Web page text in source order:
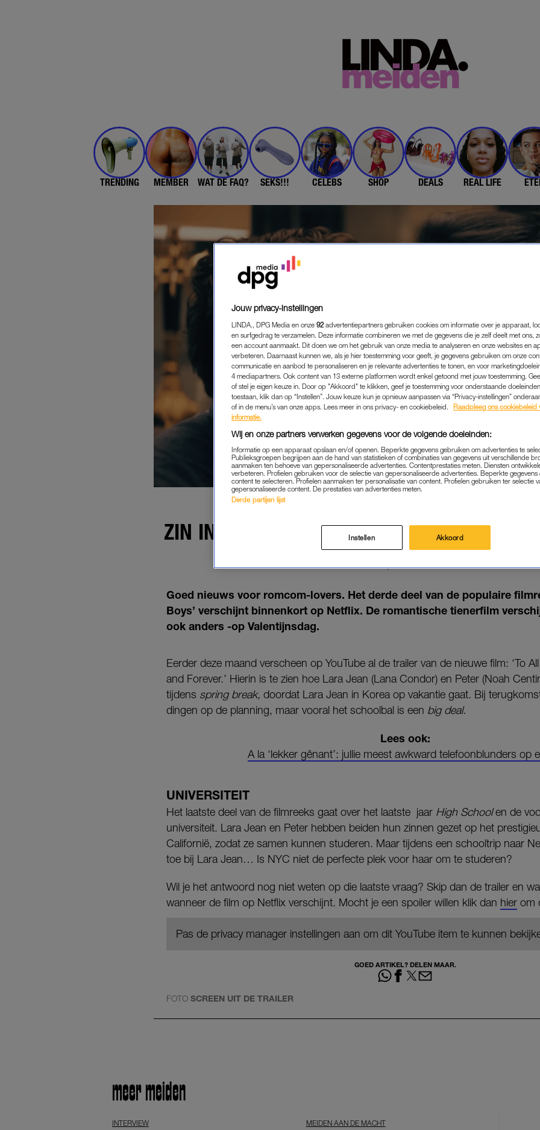
TRENDING MEMBER WAT DE FAQ? SEKS!!! CELEBS SHOP DEALS REAL LIFE
ZIN IN: BINNENKORT VERSCHIJNT HET
'TO ALL THE BOYS' OP NETFLIX
20-01-2021 | ELINE VAN DER WAL
Goed nieuws voor romcom-lovers. Het derde deel van de populaire
Boys’ verschijnt binnenkort op Netflix. De romantische tienerfilm
ook anders -op Valentijnsdag.
Eerder deze maand verscheen op YouTube al de trailer van de nieuwe film: ‘To
and Forever.’ Hierin is te zien hoe Lara Jean (Lana Condor) en Peter (Noah
tijdens spring break, doordat Lara Jean in Korea op vakantie gaat. Bij
dingen op de planning, maar vooral het schoolbal is een big deal.
Lees ook:
A la ‘lekker gênant’: jullie meest awkward telefoonblunders op
UNIVERSITEIT
Het laatste deel van de filmreeks gaat over het laatste jaar High Schoolen de
universiteit. Lara Jean en Peter hebben beiden hun zinnen gezet op het
Californië, zodat ze samen kunnen studeren. Maar tijdens een schooltrip naar
toe bij Lara Jean… Is NYC niet de perfecte plek voor haar om te studeren?
Wil je het antwoord nog niet weten op die laatste vraag? Skip dan de trailer en
wanneer de film op Netflix verschijnt. Mocht je een spoiler willen klik dan hier om
Pas de privacy manager instellingen aan om dit YouTube item te kunnen
GOED ARTIKEL? DELEN MAAR.
FOTO SCREEN UIT DE TRAILER
meer meiden
INTERVIEW MEIDEN AAN DE MACHT
Jouw privacy-instellingen
LINDA., DPG Media en onze 92 advertentiepartners gebruiken cookies om informatie over je apparaat,
en surfgedrag te verzamelen. Deze informatie combineren we met de gegevens die je zelf deelt met ons,
een account aanmaakt. Dit doen we om het gebruik van onze media te analyseren en onze websites en
verbeteren. Daarnaast kunnen we, als je hier toestemming voor geeft, je gegevens gebruiken om onze
communicatie en aanbod te personaliseren en je relevante advertenties te tonen, en voor
4 mediapartners. Ook content van 13 externe platformen wordt enkel getoond met jouw toestemming.
of stel je eigen keuze in. Door op "Akkoord" te klikken, geef je toestemming voor onderstaande
toestaan, klik dan op “Instellen”. Jouw keuze kun je opnieuw aanpassen via “Privacy-instellingen”
of in de menu’s van onze apps. Lees meer in ons privacy- en cookiebeleid.
Raadpleeg ons cookiebeleid
informatie.
Wij en onze partners verwerken gegevens voor de volgende doeleinden:
Informatie op een apparaat opslaan en/of openen. Beperkte gegevens gebruiken om advertenties te
Publieksgroepen begrijpen aan de hand van statistieken of combinaties van gegevens uit verschillende
aanmaken ten behoeve van gepersonaliseerde advertenties. Contentprestaties meten. Diensten
verbeteren. Profielen gebruiken voor de selectie van gepersonaliseerde advertenties. Beperkte
content te selecteren. Profielen aanmaken ter personalisatie van content. Profielen gebruiken ter selectie
gepersonaliseerde content. De prestaties van advertenties meten.
Derde partijen lijst
Instellen Akkoord